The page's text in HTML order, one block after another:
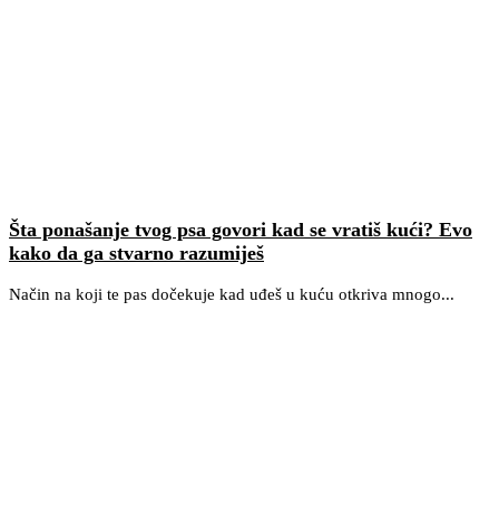
Šta ponašanje tvog psa govori kad se vratiš kući? Evo
kako da ga stvarno razumiješ
Način na koji te pas dočekuje kad uđeš u kuću otkriva mnogo...